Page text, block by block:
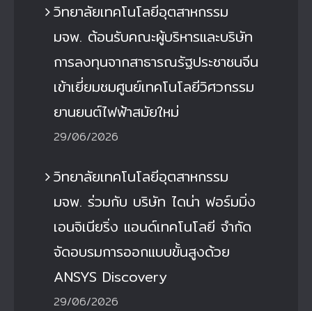
วิทยาลัยเทคโนโลยีอุตสาหกรรม
มจพ. ต้อนรับคณะผู้บริหารและบริษัท
การลงทุนจากสาธารณรัฐประชาชนจีน
เข้าเยี่ยมชมศูนย์เทคโนโลยีวิศวกรรม
ยานยนต์ไฟฟ้าสมัยใหม่
29/06/2026
วิทยาลัยเทคโนโลยีอุตสาหกรรม
มจพ. ร่วมกับ บริษัท ไดน่า ฟอร์มมิ่ง
เอนจิเนียริ่ง แอนด์เทคโนโลยี จำกัด
จัดอบรมการออกแบบขั้นสูงด้วย
ANSYS Discovery
29/06/2026